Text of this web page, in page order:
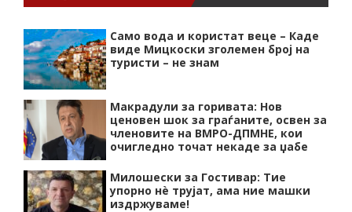
Само вода и користат веце – Каде
виде Мицкоски зголемен број на
туристи – не знам
Макрадули за горивата: Нов
ценовен шок за граѓаните, освен за
членовите на ВМРО-ДПМНЕ, кои
очигледно точат некаде за џабе
Милошески за Гостивар: Тие
упорно нѐ трујат, ама ние машки
издржуваме!